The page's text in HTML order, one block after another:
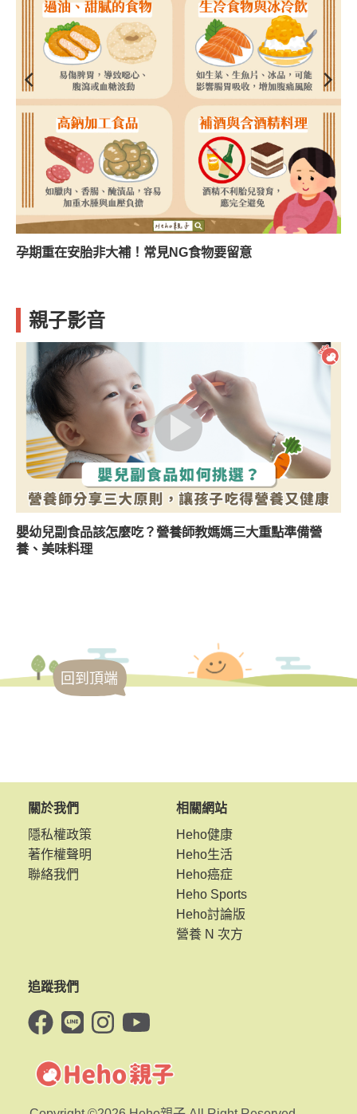
孕期重在安胎非大補！常見NG食物要留意
親子影音
嬰幼兒副食品該怎麼吃？營養師教媽媽三大重點準備營
養、美味料理
回到頂端
關於我們
隱私權政策
著作權聲明
聯絡我們
相關網站
Heho健康
Heho生活
Heho癌症
Heho Sports
Heho討論版
營養 N 次方
追蹤我們